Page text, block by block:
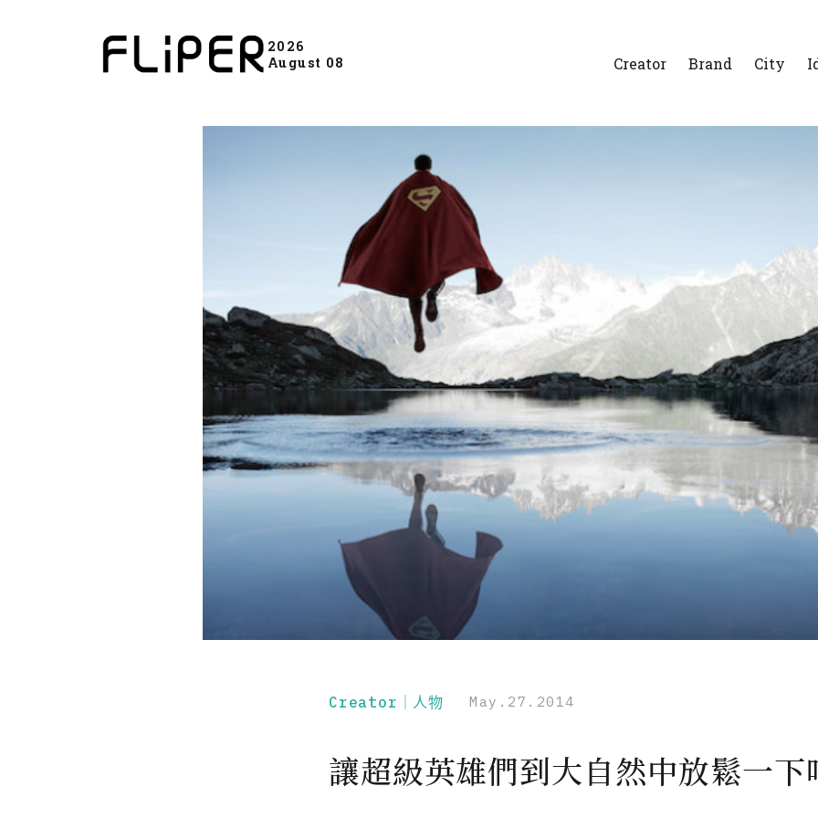
2026
August 08
Creator Brand City
Creator｜人物 May.27.2014
讓超級英雄們到大自然中放鬆一下